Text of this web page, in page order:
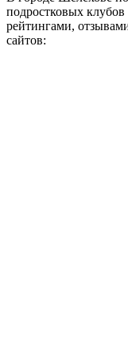
подростковых
рейтингами,
сайтов: